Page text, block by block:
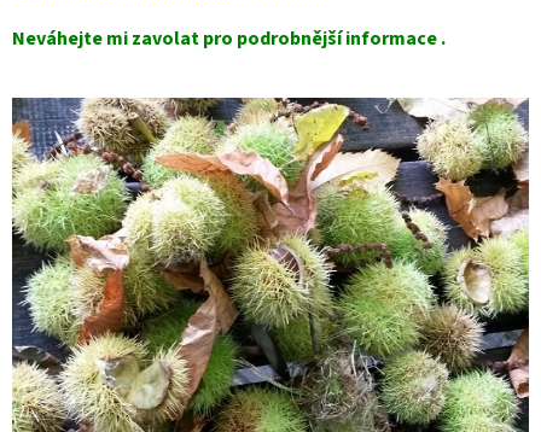
Neváhejte mi zavolat pro podrobnější informace .